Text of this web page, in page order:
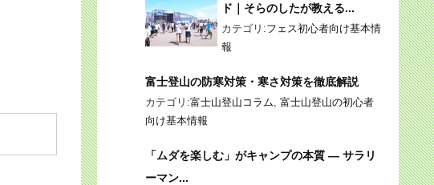
ド｜そらのしたが教える...
カテゴリ:フェス初心者向け基本情
報
富士登山の防寒対策・寒さ対策を徹底解説
カテゴリ:富士山登山コラム 富士山登山の初心者
向け基本情報
「ムダを楽しむ」がキャンプの本質 ― サラリ
ーマン...